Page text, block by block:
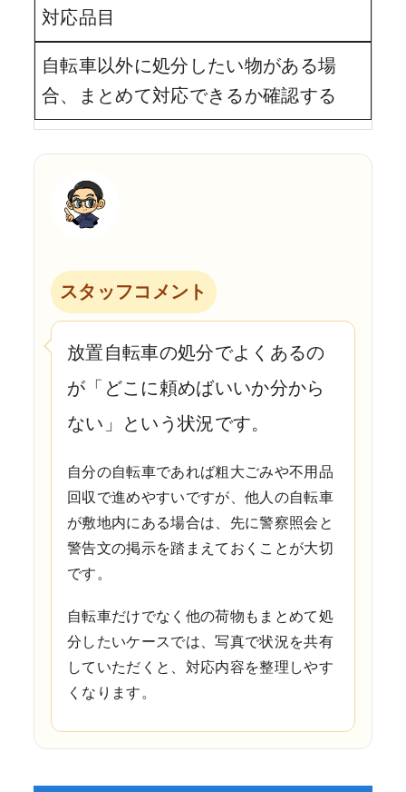
対応品目
自転車以外に処分したい物がある場
合、まとめて対応できるか確認する
スタッフコメント
放置自転車の処分でよくあるの
が「どこに頼めばいいか分から
ない」という状況です。
自分の自転車であれば粗大ごみや不用品
回収で進めやすいですが、他人の自転車
が敷地内にある場合は、先に警察照会と
警告文の掲示を踏まえておくことが大切
です。
自転車だけでなく他の荷物もまとめて処
分したいケースでは、写真で状況を共有
していただくと、対応内容を整理しやす
くなります。